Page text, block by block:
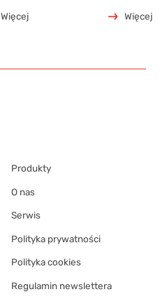
Więcej Więcej
Produkty
O nas
Serwis
Polityka prywatności
Polityka cookies
Regulamin newslettera